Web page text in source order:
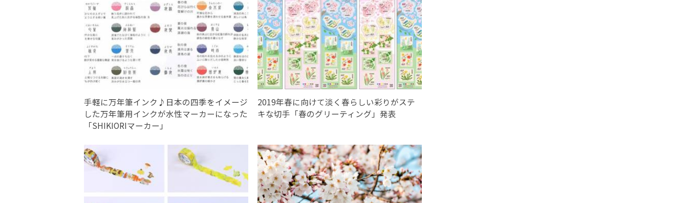
手軽に万年筆インク♪日本の四季をイメージ
した万年筆用インクが水性マーカーになった
「SHIKIORIマーカー」
2019年春に向けて淡く春らしい彩りがステ
キな切手「春のグリーティング」発表